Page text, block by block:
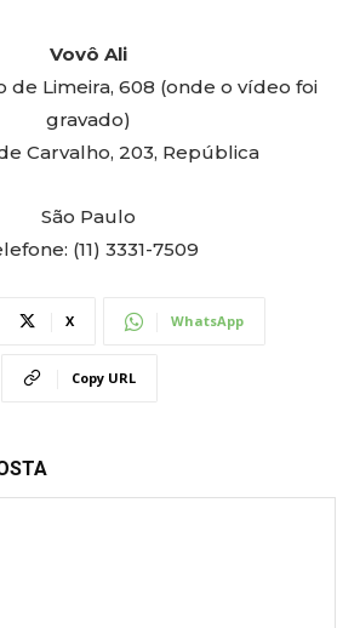
Vovô Ali
de Limeira, 608 (onde o vídeo foi
gravado)
Carvalho, 203, República
São Paulo
(11) 3331-7509
X WhatsApp
Copy URL